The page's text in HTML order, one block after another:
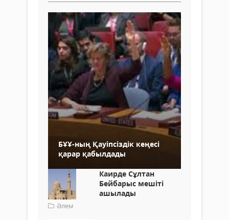
БҰҰ-ның Қауіпсіздік кеңесі
қарар қабылдады
Каирде Сұлтан
Бейбарыс мешіті
ашылады
Әлем